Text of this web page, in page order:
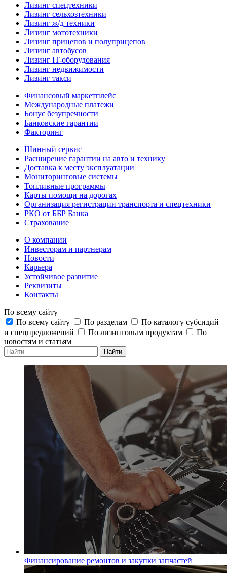
Лизинг спецтехники
Лизинг сельхозтехники
Лизинг ж/д техники
Лизинг мототехники
Лизинг прицепов и полуприцепов
Лизинг автобусов
Лизинг IT-оборудования
Лизинг недвижимости
Лизинг такси
Финансовый маркетплейс
Международные платежи
Бонус безупречности
Банковские гарантии
Факторинг
Шинный сервис
Расширение гарантии на авто и технику
Доставка к месту эксплуатации
Мониторинговые системы
Топливные программы
Карты помощи на дорогах
Организация регистрации транспорта и спецтехники
РКО от ББР Банка
Страхование
О компании
Инвесторам и партнерам
Новости
Карьера
Устойчивое развитие
Реквизиты
Контакты
По всему сайту
По всему сайту
По разделам
По каталогу субсидий
и спецпредложений
По лизинговым продуктам
По
новостям и статьям
Найти
Финансирование ремонтов и закупки запчастей